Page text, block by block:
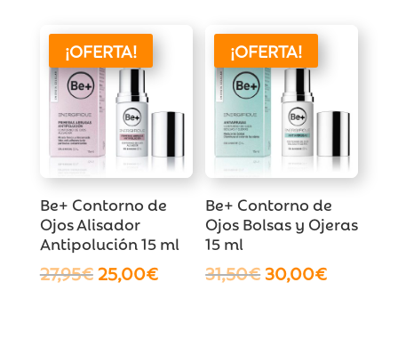
era:
12,85€.
es:
10,00€.
era:
17,40€.
es:
15,00€.
¡OFERTA!
Be+ Contorno de
Ojos Alisador
Antipolución 15 ml
27,95€El
25,00€El
¡OFERTA!
Be+ Contorno de
Ojos Bolsas y Ojeras
15 ml
31,50€El
30,00€El